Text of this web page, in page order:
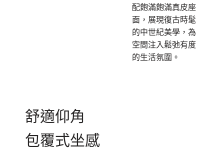
配飽滿飽滿真皮座
面，展現復古時髦
的中世紀美學，為
空間注入鬆弛有度
的生活氛圍。
舒適仰角
包覆式坐感